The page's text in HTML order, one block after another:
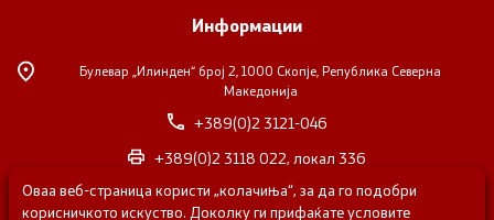
Информации
Булевар „Илинден“ број 2, 1000 Скопје, Република Северна
Македонија
+389(0)2 3121-046
+389(0)2 3118 022, локал 336
nvosorabotka@gs.gov.mk
Оваа веб-страница користи „колачиња“, за да го подобри
корисничкото искуство. Доколку ги прифаќате условите